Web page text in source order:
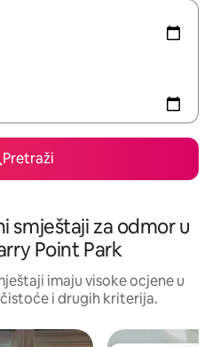
Pretraži
smještaji za odmor u
Point Park
imaju visoke ocjene u
i drugih kriterija.